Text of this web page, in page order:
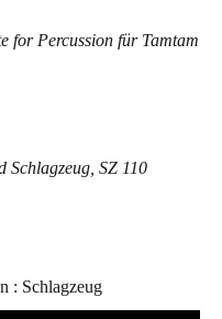
for Percussion für Tamtam
Schlagzeug, SZ 110
: Schlagzeug